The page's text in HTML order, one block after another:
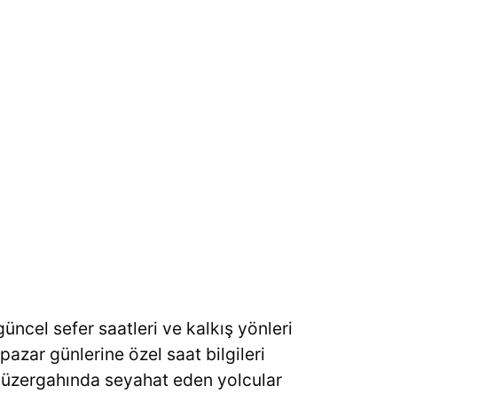
sefer saatleri ve kalkış yönleri
günlerine özel saat bilgileri
seyahat eden yolcular